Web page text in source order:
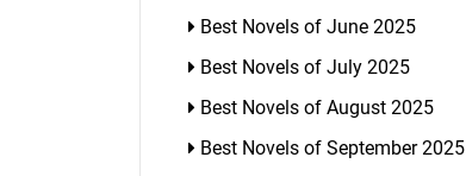
Best Novels of June 2025
Best Novels of July 2025
Best Novels of August 2025
Best Novels of September 2025